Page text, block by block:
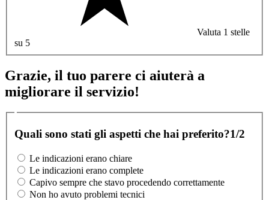
Valuta 1 stelle
su 5
Grazie, il tuo parere ci aiuterà a
migliorare il servizio!
Quali sono stati gli aspetti che hai preferito?1/2
Le indicazioni erano chiare
Le indicazioni erano complete
Capivo sempre che stavo procedendo correttamente
Non ho avuto problemi tecnici